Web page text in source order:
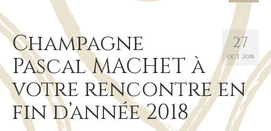
27
OCT 2018
Champagne
Pascal MACHET à
votre rencontre en
fin d’année 2018